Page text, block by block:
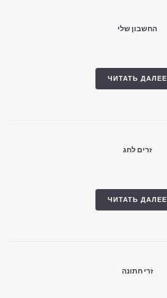
החשבון שלי
ЧИТАТЬ ДАЛЕЕ
זרים לחג
ЧИТАТЬ ДАЛЕЕ
זרי חתונה